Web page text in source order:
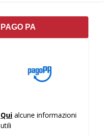
PAGO PA
Qui alcune informazioni
utili